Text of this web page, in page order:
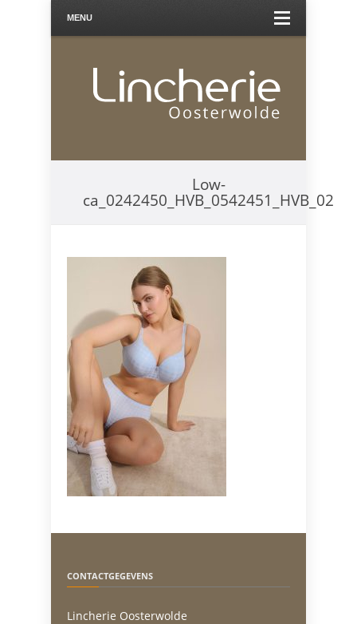
MENU
Low-
ca_0242450_HVB_0542451_HVB_02
CONTACTGEGEVENS
Lincherie Oosterwolde